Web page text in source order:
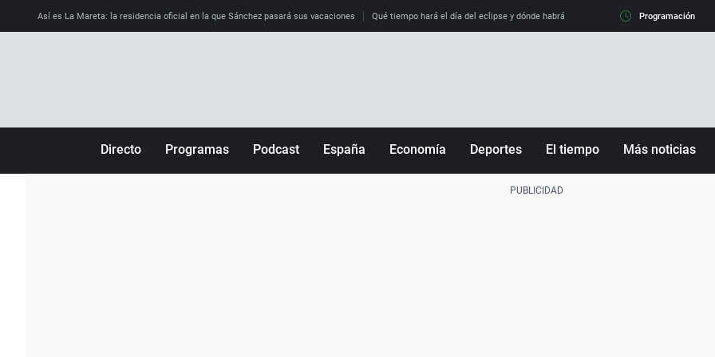
Así es La Mareta: la residencia oficial en la que Sánchez pasará sus vacaciones Qué tiempo hará el día del eclipse y dónde habrá nubes Programación
Directo Programas Podcast España Economía Deportes El tiempo Más noticias